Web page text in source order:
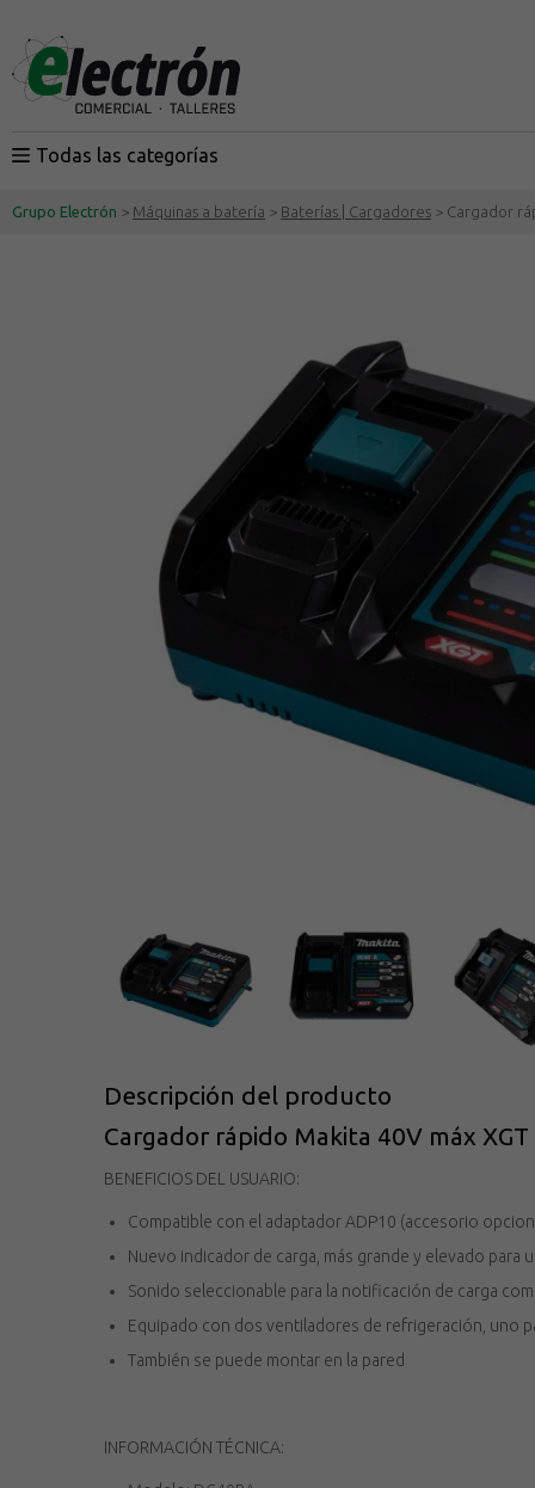
Todas las categorías
Grupo Electrón > Máquinas a batería > Baterías | Cargadores > Cargador
Descripción del producto
Cargador rápido Makita 40V máx
BENEFICIOS DEL USUARIO:
Compatible con el adaptador ADP10 (accesorio
Nuevo indicador de carga, más grande y elevado para
Sonido seleccionable para la notificación de carga
Equipado con dos ventiladores de refrigeración, uno
También se puede montar en la pared
INFORMACIÓN TÉCNICA: